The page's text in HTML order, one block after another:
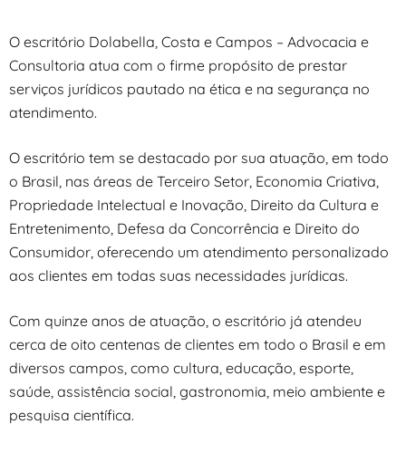
O escritório Dolabella, Costa e Campos – Advocacia e
Consultoria atua com o firme propósito de prestar
serviços jurídicos pautado na ética e na segurança no
atendimento.
O escritório tem se destacado por sua atuação, em todo
o Brasil, nas áreas de Terceiro Setor, Economia Criativa,
Propriedade Intelectual e Inovação, Direito da Cultura e
Entretenimento, Defesa da Concorrência e Direito do
Consumidor, oferecendo um atendimento personalizado
aos clientes em todas suas necessidades jurídicas.
Com quinze anos de atuação, o escritório já atendeu
cerca de oito centenas de clientes em todo o Brasil e em
diversos campos, como cultura, educação, esporte,
saúde, assistência social, gastronomia, meio ambiente e
pesquisa científica.